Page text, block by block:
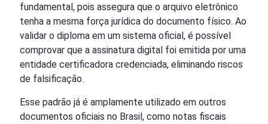
fundamental, pois assegura que o arquivo eletrônico
tenha a mesma força jurídica do documento físico. Ao
validar o diploma em um sistema oficial, é possível
comprovar que a assinatura digital foi emitida por uma
entidade certificadora credenciada, eliminando riscos
de falsificação.
Esse padrão já é amplamente utilizado em outros
documentos oficiais no Brasil, como notas fiscais